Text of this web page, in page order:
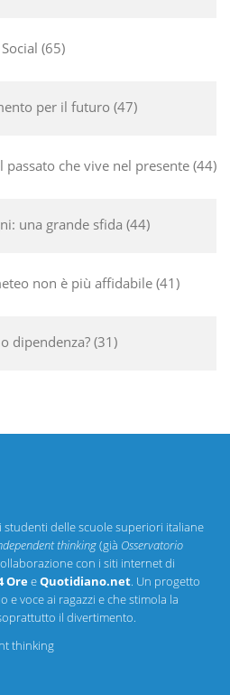
65
per il futuro 47
passato che vive nel presente 44
una grande sfida 44
non è più affidabile 41
dipendenza? 31
studenti delle scuole superiori italiane
thinking(già Osservatorio
con i siti internet di
OreeQuotidiano.net. Un progetto
e voce ai ragazzi e che stimola la
il divertimento.
thinking